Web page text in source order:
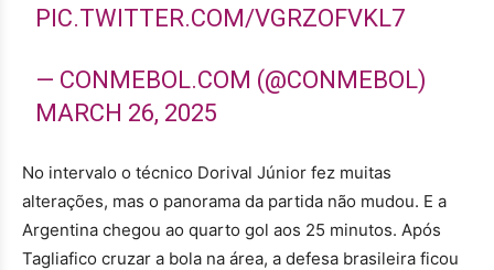
PIC.TWITTER.COM/VGRZOFVKL7
— CONMEBOL.COM (@CONMEBOL)
MARCH 26, 2025
No intervalo o técnico Dorival Júnior fez muitas
alterações, mas o panorama da partida não mudou. E a
Argentina chegou ao quarto gol aos 25 minutos. Após
Tagliafico cruzar a bola na área, a defesa brasileira ficou